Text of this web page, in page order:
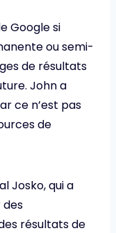
Google si
ou semi-
de résultats
John a
ce n’est pas
de
Josko, qui a
des
résultats de